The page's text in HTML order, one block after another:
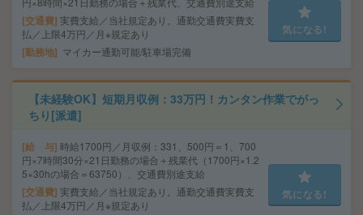
交通費 実費支給／当社規定あり。通勤交通費実費支
払／上限4万円／月※規定あり
勤務地 マイカー通勤可能/駐車場完備
気になる!
【未経験OK】短期月収例：33万円！カンタン作業でがっ
ちり[派遣]
給 与 時給1700円／月収例：331、500円＝1、700
円×7時間30分×21日勤務の場合＋残業代（1700円×1.2
5×30hの場合＝63750）、交通費別途支給
交通費 実費支給／当社規定あり。通勤交通費実費支
払／上限4万円／月※規定あり
気になる!